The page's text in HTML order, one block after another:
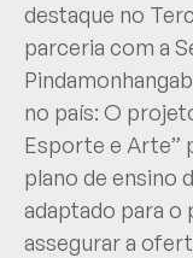
destaque no
parceria com a
no país: O
Esporte e Arte”
plano de ensino
adaptado para o
assegurar a